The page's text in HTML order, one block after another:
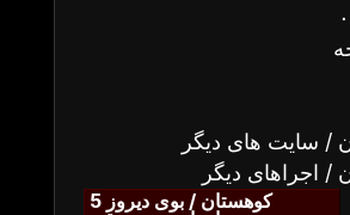
/ سایت های دیگر
اجراهای دیگر
کوهستان / بوی دیروز 5